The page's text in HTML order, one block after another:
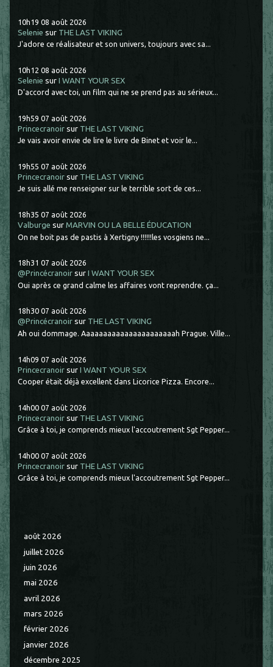
10h19 08 août 2026
Selenie sur THE LAST VIKING
J'adore ce réalisateur et son univers, toujours avec sa...
10h12 08 août 2026
Selenie surI WANT YOUR SEX
D'accord avec toi, un film qui ne se prend pas au sérieux...
19h59 07 août 2026
Princecranoir sur THE LAST VIKING
Je vais avoir envie de lire le livre de Binet et voir le...
19h55 07 août 2026
Princecranoir sur THE LAST VIKING
Je suis allé me renseigner sur le terrible sort de ces...
18h35 07 août 2026
Valburge surMARVIN OU LA BELLE ÉDUCATION
On ne boit pas de pastis à Xertigny !!!!!!les vosgiens ne...
18h31 07 août 2026
@Princécranoir surI WANT YOUR SEX
Oui après ce grand calme les affaires vont reprendre. ça...
18h30 07 août 2026
@Princécranoir sur THE LAST VIKING
Ah oui dommage. Aaaaaaaaaaaaaaaaaaaaaah Prague. Ville...
14h09 07 août 2026
Princecranoir surI WANT YOUR SEX
Cooper était déjà excellent dans Licorice Pizza. Encore...
14h00 07 août 2026
Princecranoir sur THE LAST VIKING
Grâce à toi, je comprends mieux l'accoutrement Sgt Pepper...
14h00 07 août 2026
Princecranoir sur THE LAST VIKING
Grâce à toi, je comprends mieux l'accoutrement Sgt Pepper...
août 2026
juillet 2026
juin 2026
mai 2026
avril 2026
mars 2026
février 2026
janvier 2026
décembre 2025